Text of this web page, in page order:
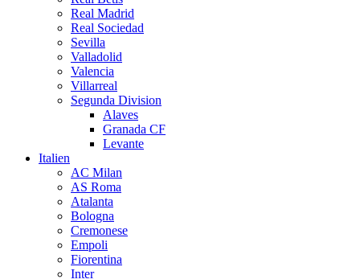
Real Madrid
Real Sociedad
Sevilla
Valladolid
Valencia
Villarreal
Segunda Division
Alaves
Granada CF
Levante
Italien
AC Milan
AS Roma
Atalanta
Bologna
Cremonese
Empoli
Fiorentina
Inter